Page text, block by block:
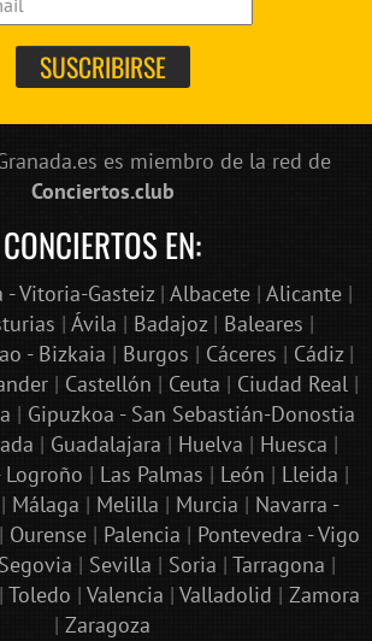
es miembro de la red de
Conciertos.club
CONCIERTOS EN:
- Vitoria-Gasteiz| Albacete| Alicante|
| Ávila | Badajoz| Baleares |
- Bizkaia | Burgos | Cáceres | Cádiz|
| Castellón | Ceuta | Ciudad Real|
| Gipuzkoa - San Sebastián-Donostia
| Guadalajara | Huelva | Huesca |
Logroño | Las Palmas | León | Lleida |
| Málaga | Melilla | Murcia | Navarra -
| Ourense | Palencia | Pontevedra - Vigo
Segovia | Sevilla | Soria | Tarragona |
Toledo | Valencia | Valladolid | Zamora
| Zaragoza